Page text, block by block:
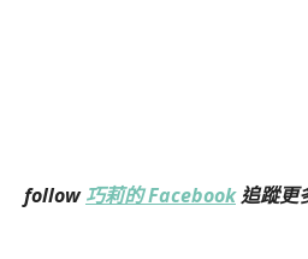
follow巧莉的 Facebook追蹤更